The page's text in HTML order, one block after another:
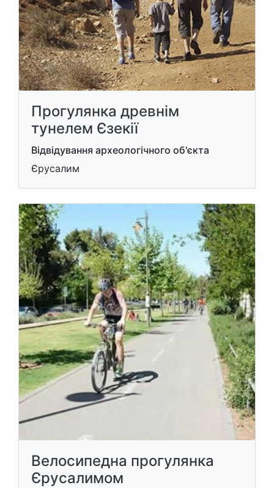
Прогулянка древнім
тунелем Єзекії
Відвідування археологічного об'єкта
Єрусалим
Велосипедна прогулянка
Єрусалимом